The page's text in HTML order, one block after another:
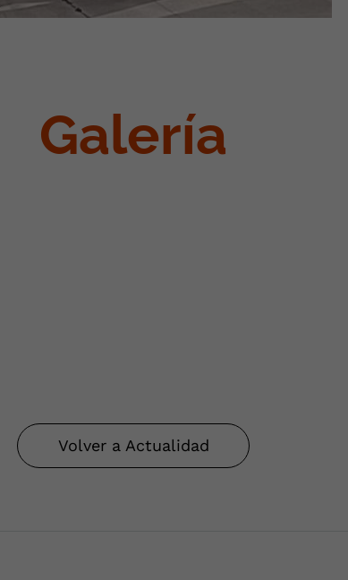
Galería
Volver a Actualidad